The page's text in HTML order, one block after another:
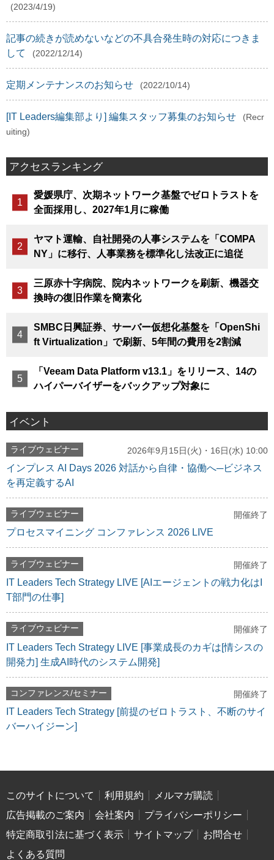
(2023/4/19)
記事の続きが読めないなどの不具合発生時の対応につきま
して
(2022/12/14)
定期メンテナンスのお知らせ (2022/10/14)
[IT Leaders編集部より] 編集スタッフ募集のお知らせ
(Recr
uiting)
アクセスランキング
愛媛県庁、次期ネットワーク基盤でゼロトラストを
全面採用し、2027年1月に稼働
ヤマト運輸、自社開発の人事システムを「COMPA
NY」に移行、人事業務を標準化し法改正に追従
三原赤十字病院、院内ネットワークを刷新、機器交
換時の復旧作業を簡素化
SMBC日興証券、サーバー仮想化基盤を「OpenShi
ft Virtualization」で刷新、5年間の費用を2割減
「Veeam Data Platform v13.1」をリリース、14の
ハイパーバイザーをバックアップ対象に
イベント
ライブウェビナー 2026年9月15日(火)・16日(水) 10:00
インプレス AI Days 2026 対話から自律・協働へ─ビジネス
を再定義するAI
ライブウェビナー 開催終了
プロセスマイニング コンファレンス 2026 LIVE
ライブウェビナー 開催終了
IT Leaders Tech Strategy LIVE [AIエージェントの戦力化はI
T部門の仕事]
ライブウェビナー 開催終了
IT Leaders Tech Strategy LIVE [事業成長のカギは[情シスの
開発力] 生成AI時代のシステム開発]
コンファレンス/セミナー 開催終了
IT Leaders Tech Strategy [前提のゼロトラスト、不断のサイ
バーハイジーン]
このサイトについて 利用規約
メルマガ購読
広告掲載のご案内
会社案内
プライバシーポリシー
特定商取引法に基づく表示
サイトマップ
お問合せ
よくある質問